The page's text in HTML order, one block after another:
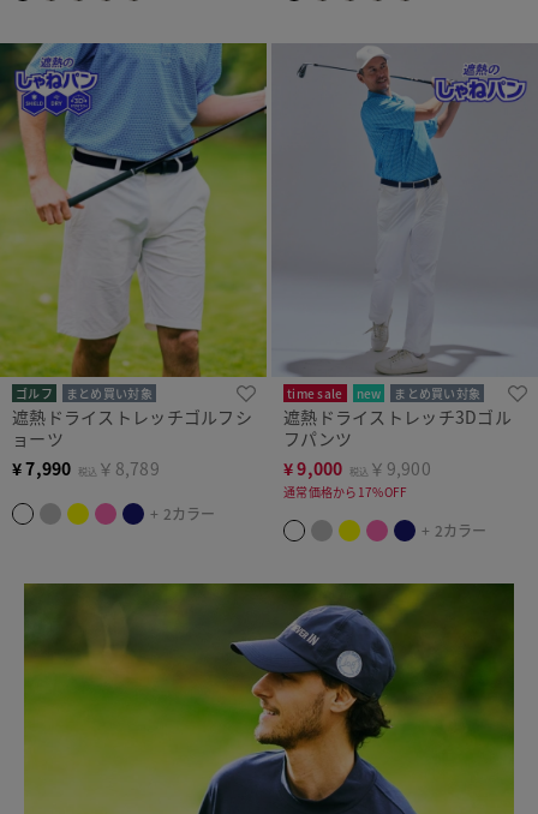
ゴルフ まとめ買い対象
遮熱ドライストレッチゴルフシ
ョーツ
¥7,990 税込 ￥8,789
+ 2カラー
time sale new まとめ買い対象
遮熱ドライストレッチ3Dゴル
フパンツ
¥9,000 税込 ￥9,900
通常価格から17%OFF
+ 2カラー